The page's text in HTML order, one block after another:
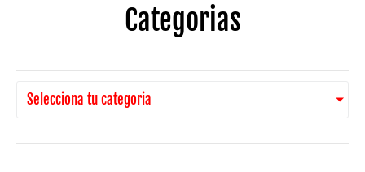
Categorias
Selecciona tu categoria